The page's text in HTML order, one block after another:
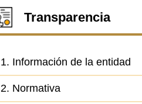
Transparencia
1. Información de la entidad
2. Normativa